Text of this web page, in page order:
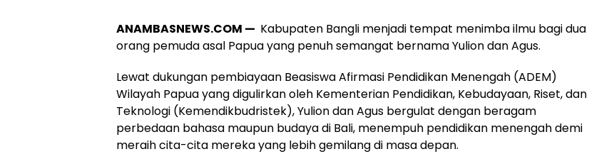
ANAMBASNEWS.COM — Kabupaten Bangli menjadi tempat menimba ilmu bagi dua
orang pemuda asal Papua yang penuh semangat bernama Yulion dan Agus.
Lewat dukungan pembiayaan Beasiswa Afirmasi Pendidikan Menengah (ADEM)
Wilayah Papua yang digulirkan oleh Kementerian Pendidikan, Kebudayaan, Riset, dan
Teknologi (Kemendikbudristek), Yulion dan Agus bergulat dengan beragam
perbedaan bahasa maupun budaya di Bali, menempuh pendidikan menengah demi
meraih cita-cita mereka yang lebih gemilang di masa depan.